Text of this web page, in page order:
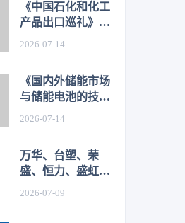
《中国石化和化工
产品出口巡礼》序
2026-07-14
《国内外储能市场
与储能电池的技术
2026-07-14
万华、台塑、荣
盛、恒力、盛虹、
2026-07-09